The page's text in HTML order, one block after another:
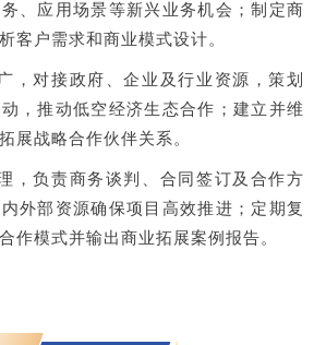
、应用场景等新兴业务机会；制定商
客户需求和商业模式设计。
，对接政府、企业及行业资源，策划
，推动低空经济生态合作；建立并维
展战略合作伙伴关系。
，负责商务谈判、合同签订及合作方
外部资源确保项目高效推进；定期复
作模式并输出商业拓展案例报告。